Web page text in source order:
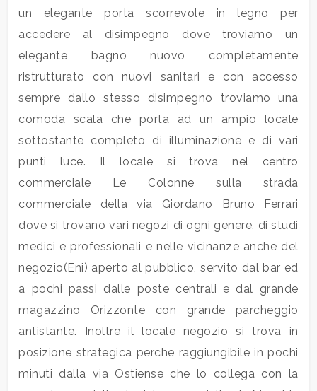
un elegante porta scorrevole in legno per
accedere al disimpegno dove troviamo un
elegante bagno nuovo completamente
ristrutturato con nuovi sanitari e con accesso
sempre dallo stesso disimpegno troviamo una
comoda scala che porta ad un ampio locale
sottostante completo di illuminazione e di vari
punti luce. Il locale si trova nel centro
commerciale Le Colonne sulla strada
commerciale della via Giordano Bruno Ferrari
dove si trovano vari negozi di ogni genere, di studi
medici e professionali e nelle vicinanze anche del
negozio(Eni) aperto al pubblico, servito dal bar ed
a pochi passi dalle poste centrali e dal grande
magazzino Orizzonte con grande parcheggio
antistante. Inoltre il locale negozio si trova in
posizione strategica perche raggiungibile in pochi
minuti dalla via Ostiense che lo collega con la
minimi
Qualsiasi
1
2
3
4
5